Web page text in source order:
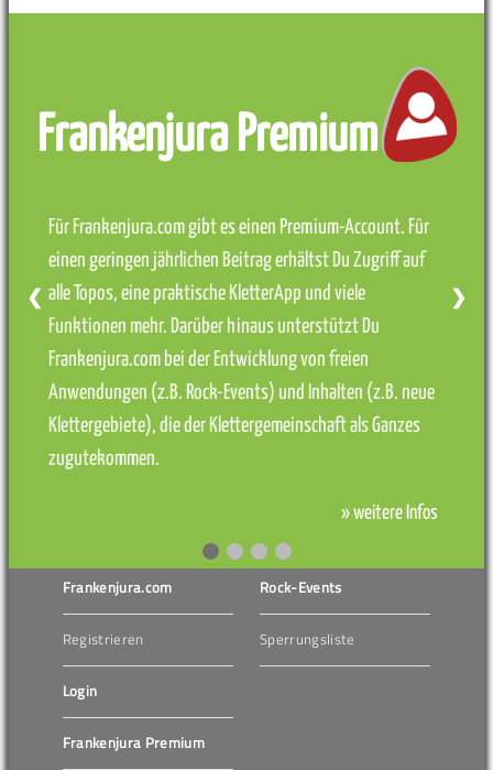
Frankenjura Premium
Für Frankenjura.com gibt es einen Premium-Account. Für
einen geringen jährlichen Beitrag erhältst Du Zugriff auf
alle Topos, eine praktische KletterApp und viele
Funktionen mehr. Darüber hinaus unterstützt Du
Frankenjura.com bei der Entwicklung von freien
Anwendungen (z.B. Rock-Events) und Inhalten (z.B. neue
Klettergebiete), die der Klettergemeinschaft als Ganzes
zugutekommen.
» weitere Infos
❮ ❯
Frankenjura.com
Registrieren
Login
Frankenjura Premium
Rock-Events
Sperrungsliste